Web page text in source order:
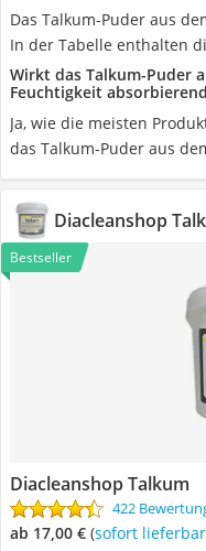
Das Talkum-Puder aus
In der Tabelle enthalten
Wirkt das Talkum-Puder
Feuchtigkeit
Ja, wie die meisten
das Talkum-Puder aus
Diacleanshop
Bestseller
Diacleanshop Talkum
422
ab 17,00 € ( Sofort lieferbar